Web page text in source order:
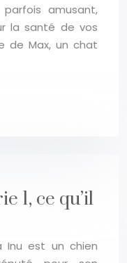
amusant,
la santé de vos
de Max, un chat
1, ce qu’il
Inu est un chien